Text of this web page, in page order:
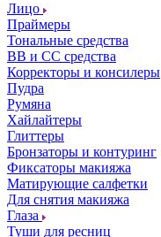
Лицо
Праймеры
Тональные средства
ВВ и СС средства
Корректоры и консилеры
Пудра
Румяна
Хайлайтеры
Глиттеры
Бронзаторы и контуринг
Фиксаторы макияжа
Матирующие салфетки
Для снятия макияжа
Глаза
Туши для ресниц